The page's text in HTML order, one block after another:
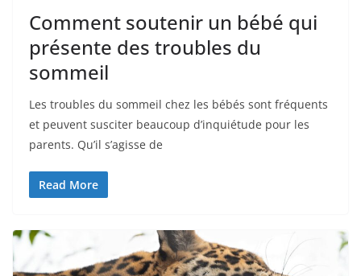
Comment soutenir un bébé qui
présente des troubles du
sommeil
Les troubles du sommeil chez les bébés sont fréquents
et peuvent susciter beaucoup d’inquiétude pour les
parents. Qu’il s’agisse de
Read More